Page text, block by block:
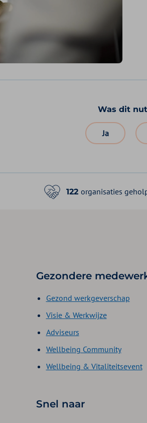
Was dit
Ja
122 organisaties
Gezondere
Gezond werkgeverschap
Visie & Werkwijze
Adviseurs
Wellbeing Community
Wellbeing & Vitaliteitsevent
Snel naar